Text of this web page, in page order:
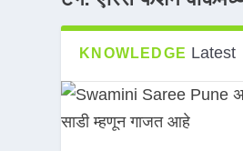
KNOWLEDGE Latest